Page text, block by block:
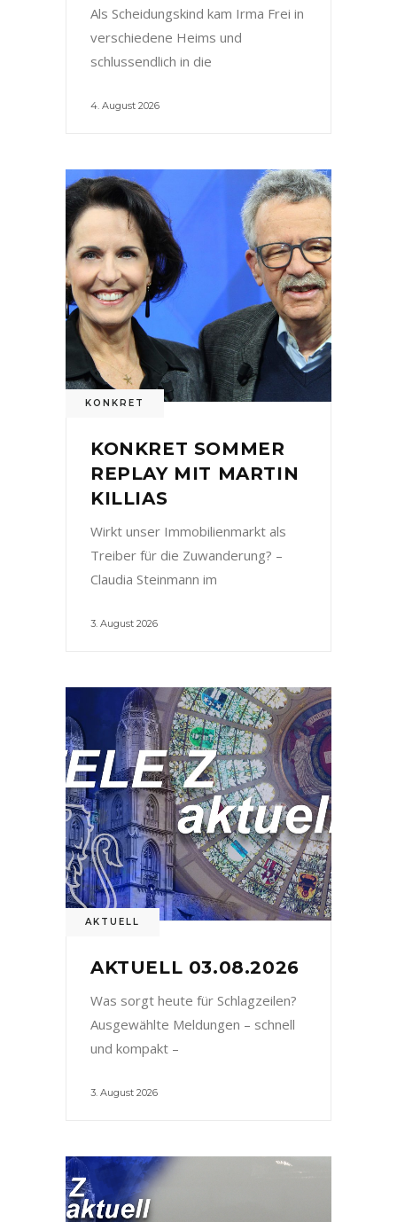
Als Scheidungskind kam Irma Frei in
verschiedene Heims und
schlussendlich in die
4. August 2026
KONKRET
KONKRET SOMMER
REPLAY MIT MARTIN
KILLIAS
Wirkt unser Immobilienmarkt als
Treiber für die Zuwanderung? –
Claudia Steinmann im
3. August 2026
AKTUELL
AKTUELL 03.08.2026
Was sorgt heute für Schlagzeilen?
Ausgewählte Meldungen – schnell
und kompakt –
3. August 2026